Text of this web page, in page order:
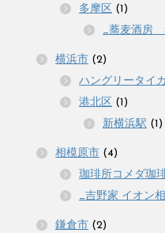
多摩区 (1)
_蕎麦酒房
横浜市 (2)
ハングリータイ
港北区 (1)
新横浜駅 (1)
相模原市 (4)
珈琲所コメダ珈
_吉野家 イオン
鎌倉市 (2)